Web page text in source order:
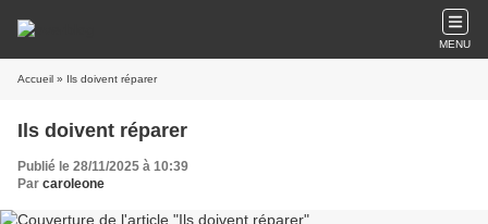
MENU
Accueil » Ils doivent réparer
Ils doivent réparer
Publié le 28/11/2025 à 10:39
Par caroleone